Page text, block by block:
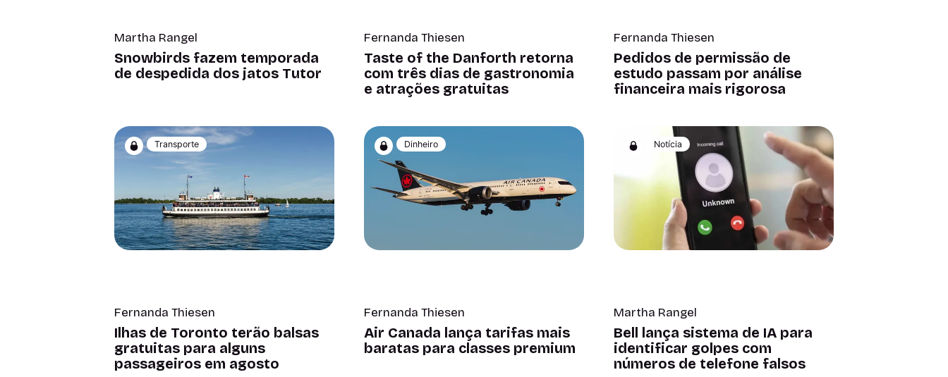
Martha Rangel
Snowbirds fazem temporada
de despedida dos jatos Tutor
Fernanda Thiesen
Taste of the Danforth retorna
com três dias de gastronomia
e atrações gratuitas
Fernanda Thiesen
Pedidos de permissão de
estudo passam por análise
financeira mais rigorosa
Transporte
Fernanda Thiesen
Ilhas de Toronto terão balsas
gratuitas para alguns
passageiros em agosto
Dinheiro
Fernanda Thiesen
Air Canada lança tarifas mais
baratas para classes premium
Notícia
Martha Rangel
Bell lança sistema de IA para
identificar golpes com
números de telefone falsos